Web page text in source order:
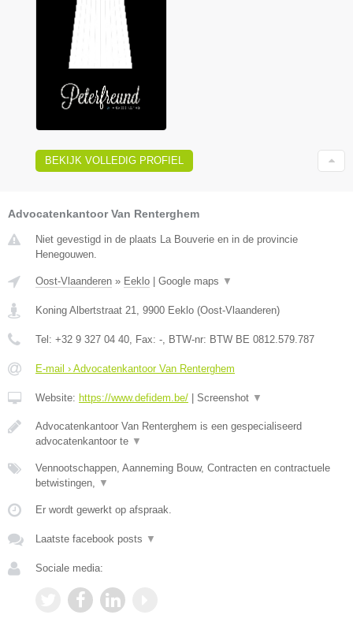
BEKIJK VOLLEDIG PROFIEL
Advocatenkantoor Van Renterghem
Niet gevestigd in de plaats La Bouverie en in de provincie
Henegouwen.
Oost-Vlaanderen » Eeklo Google maps ▼
Koning Albertstraat 21 9900 Eeklo (Oost-Vlaanderen)
Tel: +32 9 327 04 40 , Fax: - , BTW-nr: BTW BE 0812.579.787
E-mail › Advocatenkantoor Van Renterghem
Website: https://www.defidem.be/ Screenshot ▼
Advocatenkantoor Van Renterghem is een gespecialiseerd
advocatenkantoor te ▼
Vennootschappen, Aanneming Bouw, Contracten en contractuele
betwistingen,
▼
Er wordt gewerkt op afspraak.
Laatste facebook posts ▼
Sociale media: